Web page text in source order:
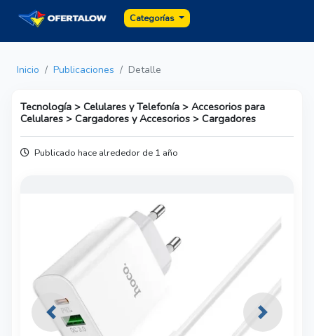
Categorías
Inicio Publicaciones Detalle
Tecnología > Celulares y Telefonía > Accesorios para
Celulares > Cargadores y Accesorios > Cargadores
Publicado hace alrededor de 1 año
Previous Next